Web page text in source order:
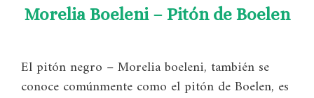
Morelia Boeleni – Pitón de Boelen
El pitón negro – Morelia boeleni, también se
conoce comúnmente como el pitón de Boelen, es